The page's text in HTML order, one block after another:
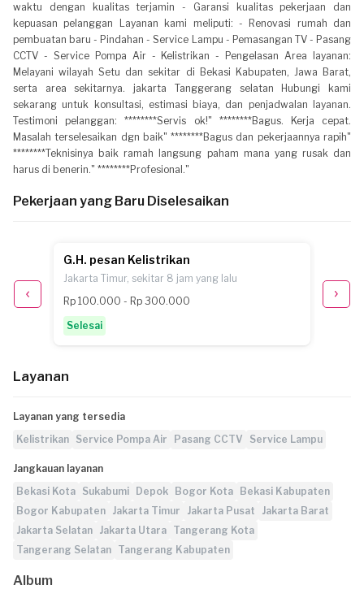
waktu dengan kualitas terjamin - Garansi kualitas pekerjaan dan
kepuasan pelanggan Layanan kami meliputi: - Renovasi rumah dan
pembuatan baru - Pindahan - Service Lampu - Pemasangan TV - Pasang
CCTV - Service Pompa Air - Kelistrikan - Pengelasan Area layanan:
Melayani wilayah Setu dan sekitar di Bekasi Kabupaten, Jawa Barat,
serta area sekitarnya. jakarta Tanggerang selatan Hubungi kami
sekarang untuk konsultasi, estimasi biaya, dan penjadwalan layanan.
Testimoni pelanggan: ********Servis ok!" ********Bagus. Kerja cepat.
Masalah terselesaikan dgn baik" ********Bagus dan pekerjaannya rapih"
********Teknisinya baik ramah langsung paham mana yang rusak dan
harus di benerin." ********Profesional."
Pekerjaan yang Baru Diselesaikan
G.H. pesan Kelistrikan
Jakarta Timur, sekitar 8 jam yang lalu
Rp 100.000 - Rp 300.000
Selesai
Rp
Layanan
Layanan yang tersedia
Kelistrikan Service Pompa Air Pasang CCTV Service Lampu
Jangkauan layanan
Bekasi Kota Sukabumi Depok Bogor Kota
Bekasi Kabupaten
Bogor Kabupaten Jakarta Timur Jakarta Pusat
Jakarta Barat
Jakarta Selatan Jakarta Utara Tangerang Kota
Tangerang Selatan Tangerang Kabupaten
Album